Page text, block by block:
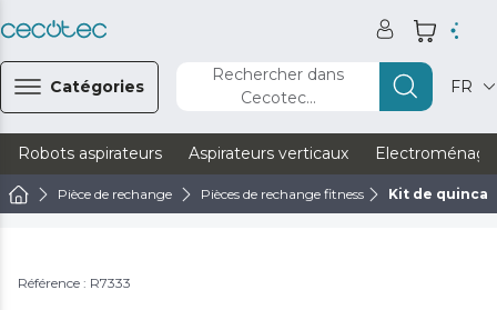
Catégories
Rechercher dans
Cecotec...
FR
Robots aspirateurs Aspirateurs verticaux
Pièce de rechange Pièces de rechange fitness Kit de
Référence : R7333